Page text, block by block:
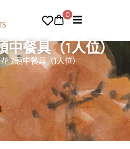
0
中餐具（1人位）
7頭中餐具（1人位）